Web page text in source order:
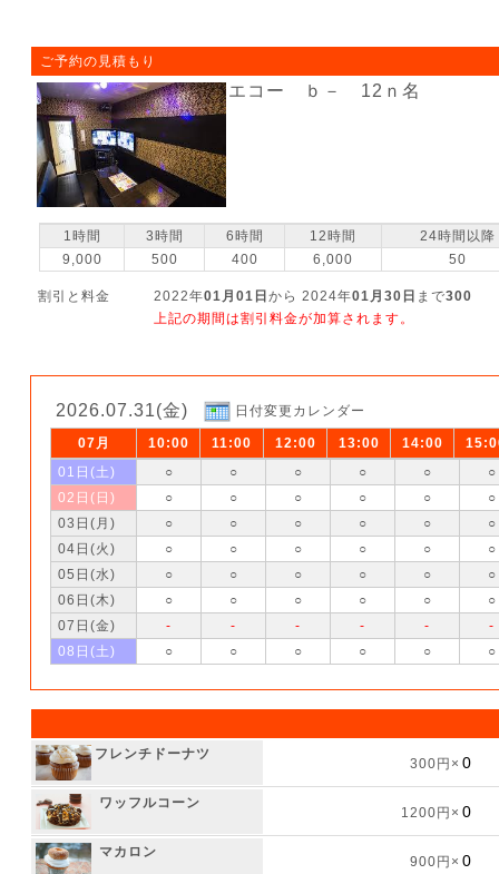
ご予約の見積もり
エコー ｂ－ 12ｎ名
1時間 3時間 6時間 12時間
24時間以降
9,000
500 400 6,000 50
割引と料金 2022年01月01日 から 2024年01月30日 まで300
上記の期間は割引料金が加算されます。
2026.07.31(金) 日付変更カレンダー
07月 10:00 11:00 12:00 13:00 14:00
01日(土)
○ ○ ○ ○ ○
○
02日(日)
○ ○ ○ ○ ○
○
03日(月)
○ ○ ○ ○ ○
○
04日(火)
○ ○ ○ ○ ○
○
05日(水)
○ ○ ○ ○ ○
○
06日(木)
○ ○ ○ ○ ○
○
07日(金)
- - - - -
-
08日(土)
○ ○ ○ ○ ○ ○
フレンチドーナツ
300円×
ワッフルコーン
1200円×
マカロン
900円×